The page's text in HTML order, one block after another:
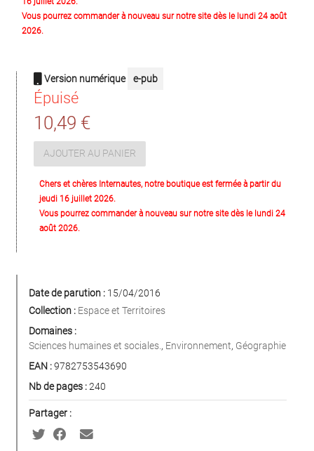
Vous pourrez commander à nouveau sur notre site dès le lundi 24 août
2026.
Version numérique e-pub
Épuisé
10,49 €
AJOUTER AU PANIER
Chers et chères Internautes, notre boutique est fermée à partir du
jeudi 16 juillet 2026.
Vous pourrez commander à nouveau sur notre site dès le lundi 24
août 2026.
Date de parution : 15/04/2016
Collection : Espace et Territoires
Domaines :
Sciences humaines et sociales. , Environnement, Géographie
EAN :9782753543690
Nb de pages :240
Partager :